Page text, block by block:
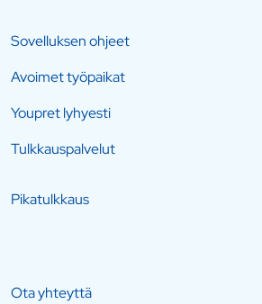
Sovelluksen ohjeet
Avoimet työpaikat
Youpret lyhyesti
Tulkkauspalvelut
Pikatulkkaus
Ota yhteyttä